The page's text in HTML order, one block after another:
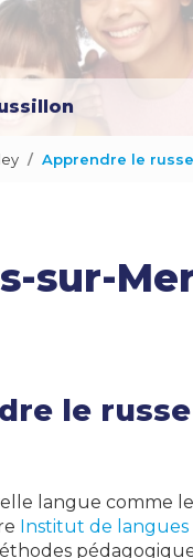
Apprendre le
sur-
le
langue comme
Institut de langues